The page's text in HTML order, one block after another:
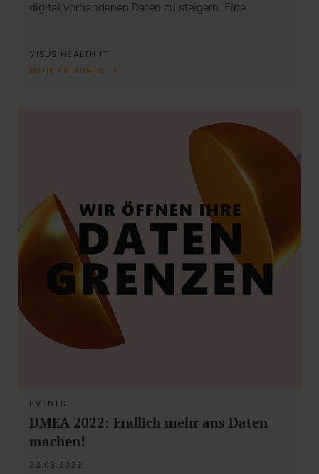
digital vorhandenen Daten zu steigern. Eine…
VISUS HEALTH IT
MEHR ERFAHREN
EVENTS
DMEA 2022: Endlich mehr aus Daten
machen!
23.03.2022